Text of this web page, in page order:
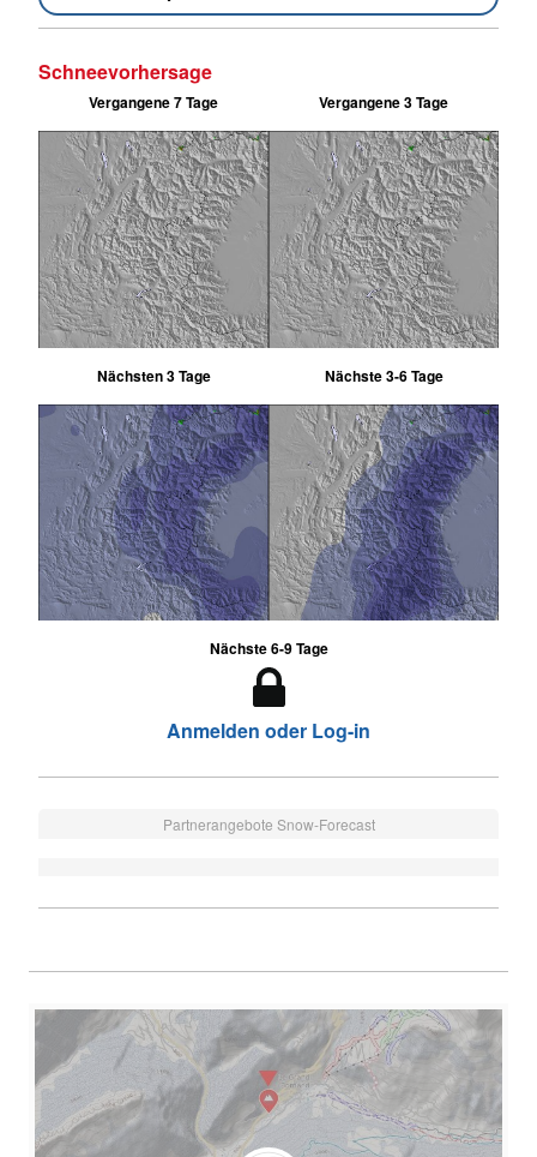
Schneevorhersage
Vergangene 7 Tage Vergangene 3 Tage
Nächsten 3 Tage Nächste 3-6 Tage
Nächste 6-9 Tage
Anmelden oder Log-in
Partnerangebote Snow-Forecast